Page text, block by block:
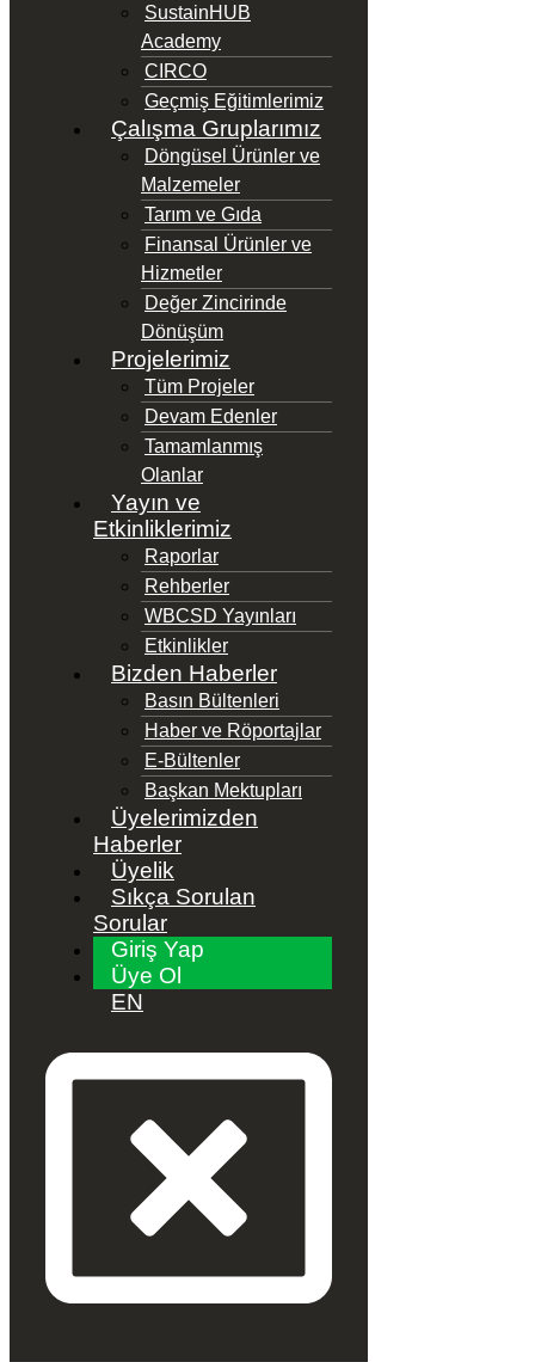
SustainHUB
Academy
CIRCO
Geçmiş Eğitimlerimiz
Çalışma Gruplarımız
Döngüsel Ürünler ve
Malzemeler
Tarım ve Gıda
Finansal Ürünler ve
Hizmetler
Değer Zincirinde
Dönüşüm
Projelerimiz
Tüm Projeler
Devam Edenler
Tamamlanmış
Olanlar
Yayın ve
Etkinliklerimiz
Raporlar
Rehberler
WBCSD Yayınları
Etkinlikler
Bizden Haberler
Basın Bültenleri
Haber ve Röportajlar
E-Bültenler
Başkan Mektupları
Üyelerimizden
Haberler
Üyelik
Sıkça Sorulan
Sorular
Giriş Yap
Üye Ol
EN